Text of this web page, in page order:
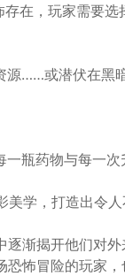
在，玩家需要
……或潜伏在黑
瓶药物与每一次
学，打造出令人
渐揭开他们对外
怖冒险的玩家